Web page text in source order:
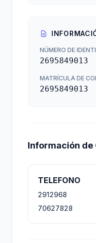
NÚMERO DE
2695849013
MATRÍCULA DE
2695849013
Información de
TELEFONO
2912968
70627828